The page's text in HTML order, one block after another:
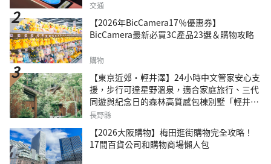
交通
【2026年BicCamera17％優惠券】
BicCamera最新必買3C產品23選＆購物攻略
購物
【東京近郊・輕井澤】24小時中文管家安心支
援，步行可達星野溫泉，適合家庭旅行、三代
同遊與紀念日的森林高質感包棟別墅「輕井澤
森四季VILLA」
長野縣
【2026大阪購物】梅田逛街購物完全攻略！
17間百貨公司和購物商場懶人包